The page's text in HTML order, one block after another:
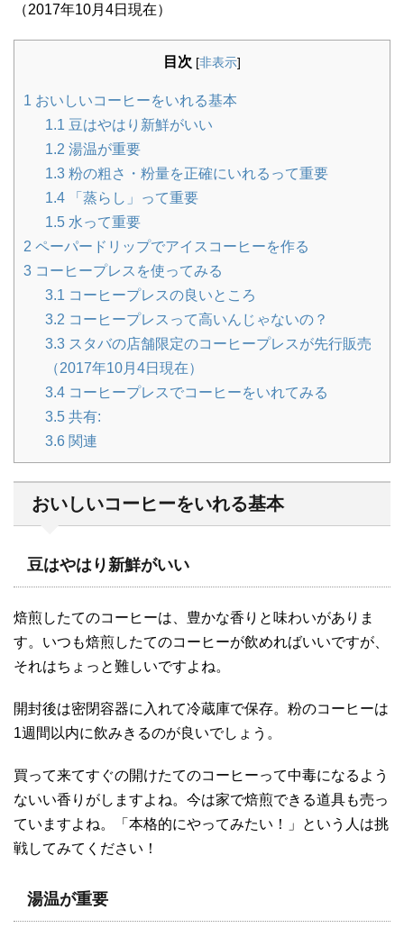
（2017年10月4日現在）
目次 [非表示]
1 おいしいコーヒーをいれる基本
1.1 豆はやはり新鮮がいい
1.2 湯温が重要
1.3 粉の粗さ・粉量を正確にいれるって重要
1.4 「蒸らし」って重要
1.5 水って重要
2 ペーパードリップでアイスコーヒーを作る
3 コーヒープレスを使ってみる
3.1 コーヒープレスの良いところ
3.2 コーヒープレスって高いんじゃないの？
3.3 スタバの店舗限定のコーヒープレスが先行販売
（2017年10月4日現在）
3.4 コーヒープレスでコーヒーをいれてみる
3.5 共有:
3.6 関連
おいしいコーヒーをいれる基本
豆はやはり新鮮がいい
焙煎したてのコーヒーは、豊かな香りと味わいがありま
す。いつも焙煎したてのコーヒーが飲めればいいですが、
それはちょっと難しいですよね。
開封後は密閉容器に入れて冷蔵庫で保存。粉のコーヒーは
1週間以内に飲みきるのが良いでしょう。
買って来てすぐの開けたてのコーヒーって中毒になるよう
ないい香りがしますよね。今は家で焙煎できる道具も売っ
ていますよね。「本格的にやってみたい！」という人は挑
戦してみてください！
湯温が重要